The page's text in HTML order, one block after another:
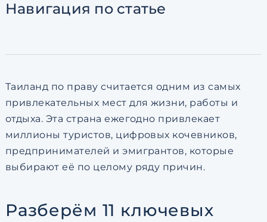
Навигация по статье
Таиланд по праву считается одним из самых
привлекательных мест для жизни, работы и
отдыха. Эта страна ежегодно привлекает
миллионы туристов, цифровых кочевников,
предпринимателей и эмигрантов, которые
выбирают её по целому ряду причин.
Разберём 11 ключевых
по обработке